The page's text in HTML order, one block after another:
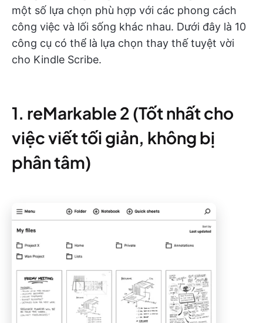
một số lựa chọn phù hợp với các phong cách
công việc và lối sống khác nhau. Dưới đây là 10
công cụ có thể là lựa chọn thay thế tuyệt vời
cho Kindle Scribe.
1. reMarkable 2 (Tốt nhất cho
việc viết tối giản, không bị
phân tâm)